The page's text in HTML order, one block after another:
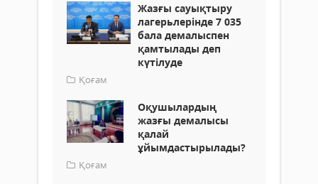
Жазғы сауықтыру
лагерьлерінде 7 035
бала демалыспен
қамтылады деп
күтілуде
Қоғам
Оқушылардың
жазғы демалысы
қалай
ұйымдастырылады?
Қоғам